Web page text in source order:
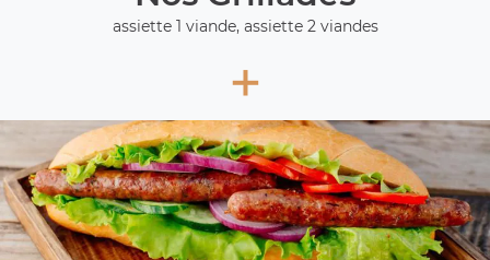
assiette 1 viande, assiette 2 viandes
+